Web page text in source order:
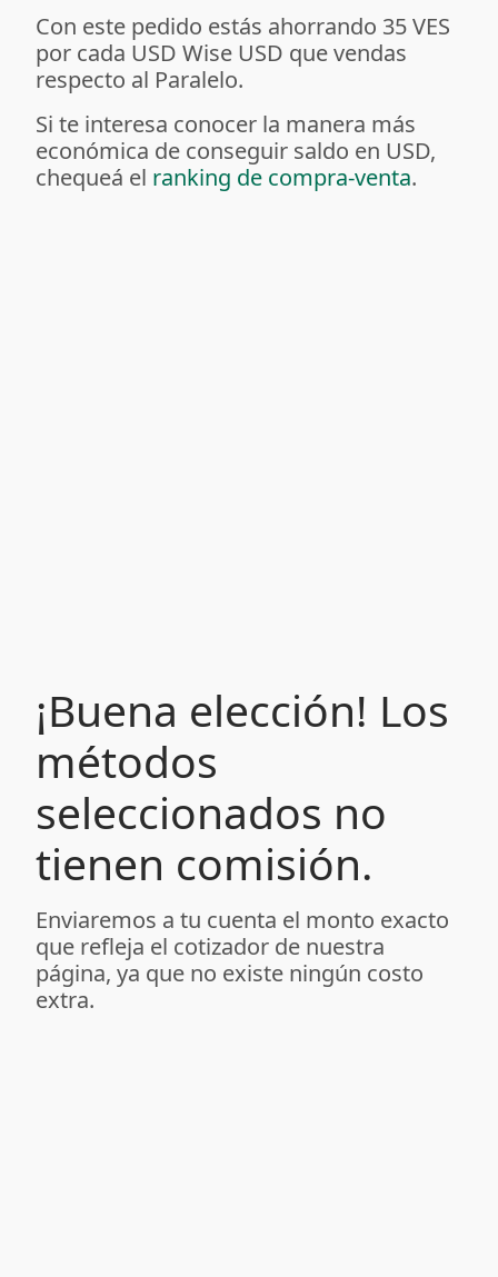
Con este pedido estás ahorrando 35 VES
por cada USD Wise USD que vendas
respecto al Paralelo.
Si te interesa conocer la manera más
económica de conseguir saldo en USD,
chequeá el ranking de compra-venta.
¡Buena elección! Los
métodos
seleccionados no
tienen comisión.
Enviaremos a tu cuenta el monto exacto
que refleja el cotizador de nuestra
página, ya que no existe ningún costo
extra.